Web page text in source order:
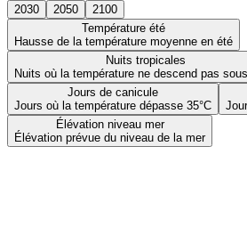
2030 2050
2100
Température été
Hausse de la température moyenne en été
Nuits tropicales
Nuits où la température ne descend pas
Jours de canicule
Jours où la température dépasse 35°C
Élévation niveau mer
Élévation prévue du niveau de la mer